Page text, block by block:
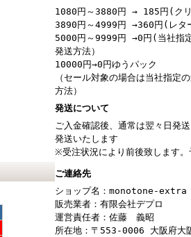
1080円～3880円 → 185円(クリ
3890円～4999円 →360円(レタ
5000円～9999円 →0円(当社指
発送方法）
10000円→0円ゆうパック
（セール対象の場合は当社指定
方法）
発送について
ご入金確認後、通常は翌々日発
発送いたします
※受注状況により前後致します。
ご連絡先
ショップ名：monotone-extra
販売業者：有限会社デプロ
運営責任者：佐藤 義昭
所在地：〒553-0006 大阪府大